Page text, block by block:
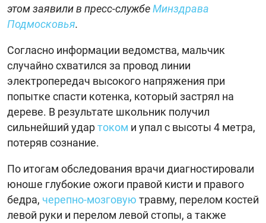
этом заявили в пресс-службеМинздрава
Подмосковья.
Согласно информации ведомства, мальчик
случайно схватился за провод линии
электропередач высокого напряжения при
попытке спасти котенка, который застрял на
дереве. В результате школьник получил
сильнейший удартоком и упал с высоты 4 метра,
потеряв сознание.
По итогам обследования врачи диагностировали
юноше глубокие ожоги правой кисти и правого
бедра, черепно-мозговую травму, перелом костей
левой руки и перелом левой стопы, а также